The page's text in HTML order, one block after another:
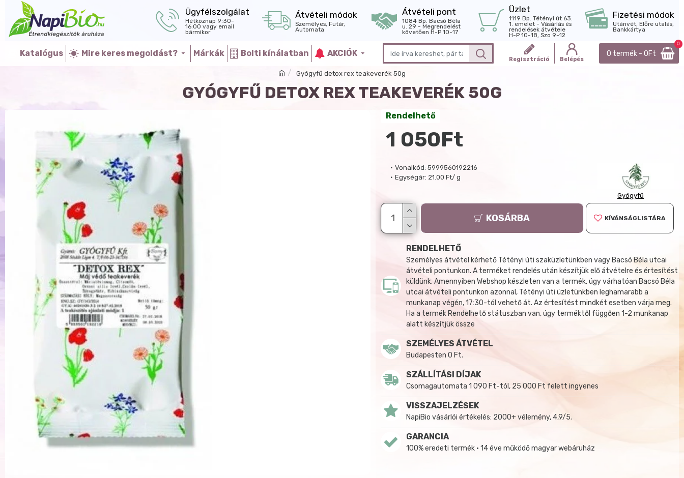
Ügyfélszolgálat
Hétköznap 9:30-
16:00 vagy email
bármikor
Átvételi módok
Személyes, Futár,
Automata
Átvételi pont
1084 Bp. Bacsó Béla
u. 29 - Megrendelést
követően H-P 10-17
Üzlet
1119 Bp. Tétényi út 63.
1. emelet - Vásárlás és
rendelések átvétele
H-P 10-18, Szo 9-12
Fizetési módok
Utánvét, Előre utalás,
Bankkártya
Katalógus Mire keres megoldást? Márkák Bolti kínálatban AKCIÓK
Regisztráció Belépés
0 termék - 0Ft
0
Gyógyfű detox rex teakeverék 50g
GYÓGYFŰ DETOX REX TEAKEVERÉK 50G
Vonalkód: 5999560192216
Egységár: 21.00 Ft/ g
Gyógyfű
Rendelhető
1 050Ft
KOSÁRBA KÍVÁNSÁGLISTÁRA
RENDELHETŐ
Személyes átvétel kérhető Tétényi úti szaküzletünkben vagy Bacsó Béla utcai
átvételi pontunkon. A terméket rendelés után készítjük elő átvételre és értesítést
küldünk. Amennyiben Webshop készleten van a termék, úgy várhatóan Bacsó Béla
utcai átvételi pontunkon azonnal, Tétényi úti üzletünkben leghamarabb a
munkanap végén, 17:30-tól vehető át. Az értesítést mindkét esetben várja meg.
Ha a termék Rendelhető státuszban van, úgy terméktől függően 1-2 munkanap
alatt készítjük össze
SZEMÉLYES ÁTVÉTEL
Budapesten 0 Ft.
SZÁLLÍTÁSI DÍJAK
Csomagautomata 1 090 Ft-tól, 25 000 Ft felett ingyenes
VISSZAJELZÉSEK
NapiBio vásárlói értékelés: 2000+ vélemény, 4,9/5.
GARANCIA
100% eredeti termék • 14 éve működő magyar webáruház